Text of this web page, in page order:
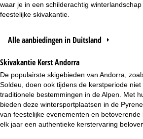
waar je in een schilderachtig
feestelijke skivakantie.
Alle aanbiedingen in Duitsland
Skivakantie Kerst Andorra
De populairste skigebieden van Andorra,
Soldeu, doen ook tijdens de kerstperiode
traditionele bestemmingen in de Alpen. Met
bieden deze wintersportplaatsen in de
van feestelijke evenementen en
elk jaar een authentieke kerstervaring